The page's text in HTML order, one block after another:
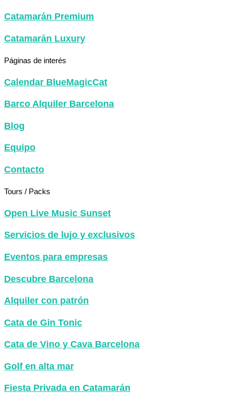
Catamarán Premium
Catamarán Luxury
Páginas de interés
Calendar BlueMagicCat
Barco Alquiler Barcelona
Blog
Equipo
Contacto
Tours / Packs
Open Live Music Sunset
Servicios de lujo y exclusivos
Eventos para empresas
Descubre Barcelona
Alquiler con patrón
Cata de Gin Tonic
Cata de Vino y Cava Barcelona
Golf en alta mar
Fiesta Privada en Catamarán